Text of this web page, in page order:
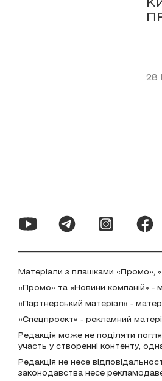
28
Матеріали з плашками «Промо»,
«Промо» та «Новини компаній» -
«Партнерський матеріал» -
«Спецпроєкт» - рекламний
Редакція може не поділяти
участь у створенні контенту,
Редакція не несе
законодавства несе